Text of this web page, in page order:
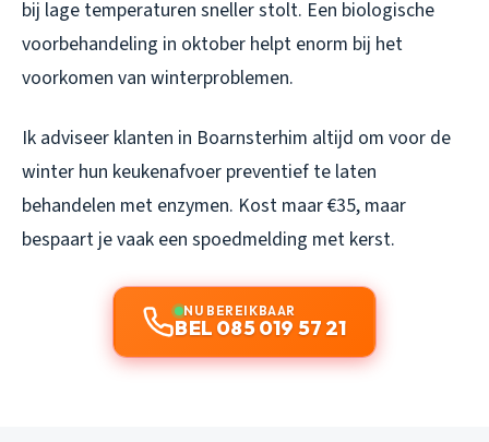
bij lage temperaturen sneller stolt. Een biologische
voorbehandeling in oktober helpt enorm bij het
voorkomen van winterproblemen.
Ik adviseer klanten in Boarnsterhim altijd om voor de
winter hun keukenafvoer preventief te laten
behandelen met enzymen. Kost maar €35, maar
bespaart je vaak een spoedmelding met kerst.
NU BEREIKBAAR
BEL 085 019 57 21